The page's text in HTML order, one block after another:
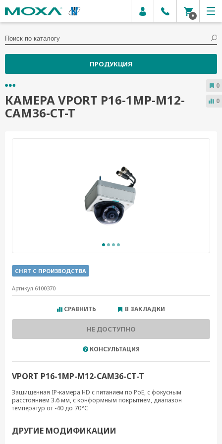
0
ПРОДУКЦИЯ
КАМЕРА VPORT P16-1MP-M12-
CAM36-CT-T
СНЯТ С ПРОИЗВОДСТВА
Артикул 6100370
СРАВНИТЬ В ЗАКЛАДКИ
НЕ ДОСТУПНО
КОНСУЛЬТАЦИЯ
VPORT P16-1MP-M12-CAM36-CT-T
Защищенная IP-камера HD с питанием по PoE, с фокусным
расстоянием 3.6 мм, с конформным покрытием, диапазон
температур от -40 до 70°C
ДРУГИЕ МОДИФИКАЦИИ
0
0